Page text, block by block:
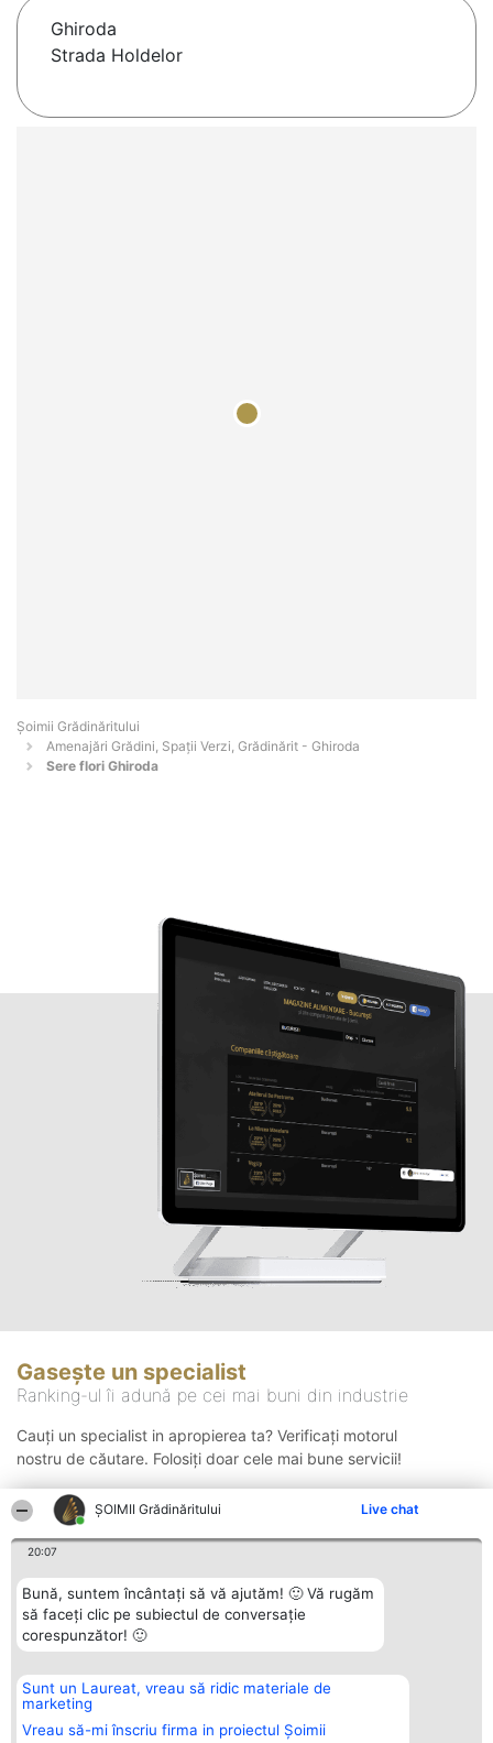
ȘOIMII Grădinăritului Live chat
20:07
Bună, suntem încântați să vă ajutăm! 🙂 Vă rugăm
să faceți clic pe subiectul de conversație
corespunzător! 🙂
Sunt un Laureat, vreau să ridic materiale de
marketing
Vreau să-mi înscriu firma in proiectul Șoimii
Ghiroda
Strada Holdelor
Șoimii Grădinăritului
Amenajări Grădini, Spații Verzi, Grădinărit - Ghiroda
Sere flori Ghiroda
Gasește un specialist
Ranking-ul îi adună pe cei mai buni din industrie
Cauți un specialist in apropierea ta? Verificați motorul
nostru de căutare. Folosiți doar cele mai bune servicii!
Organizator Ranking
BRIGHT SOLUTIONS BR SRL
Aleea Timisul De Sus 2 Bl. A30
Sc. A Et. 4 Ap. 13 Cod 061952
Plebiscyt
Lista Tuturor
Laureaților
Contact